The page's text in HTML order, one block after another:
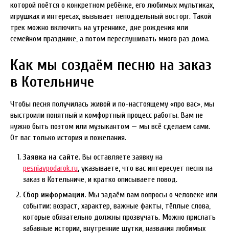
которой поётся о конкретном ребёнке, его любимых мультиках,
игрушках и интересах, вызывает неподдельный восторг. Такой
трек можно включить на утреннике, дне рождения или
семейном празднике, а потом переслушивать много раз дома.
Как мы создаём песню на заказ
в Котельниче
Чтобы песня получилась живой и по-настоящему «про вас», мы
выстроили понятный и комфортный процесс работы. Вам не
нужно быть поэтом или музыкантом — мы всё сделаем сами.
От вас только история и пожелания.
Заявка на сайте. Вы оставляете заявку на
pesniavpodarok.ru, указываете, что вас интересует песня на
заказ в Котельниче, и кратко описываете повод.
Сбор информации. Мы задаём вам вопросы о человеке или
событии: возраст, характер, важные факты, тёплые слова,
которые обязательно должны прозвучать. Можно прислать
забавные истории, внутренние шутки, названия любимых